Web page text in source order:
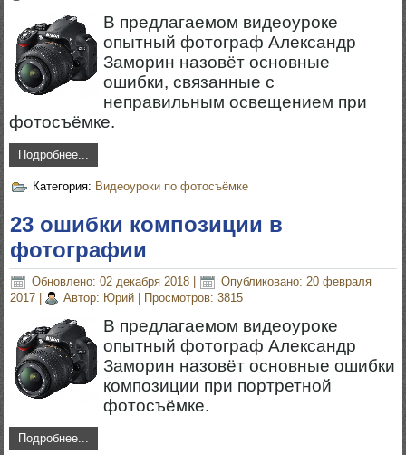
В предлагаемом видеоуроке
опытный фотограф Александр
Заморин назовёт основные
ошибки, связанные с
неправильным освещением при
фотосъёмке.
Подробнее...
Категория: Видеоуроки по фотосъёмке
23 ошибки композиции в
фотографии
Обновлено: 02 декабря 2018
Опубликовано: 20 февраля
2017 | Автор: Юрий | Просмотров: 3815
В предлагаемом видеоуроке
опытный фотограф Александр
Заморин назовёт основные ошибки
композиции при портретной
фотосъёмке.
Подробнее...